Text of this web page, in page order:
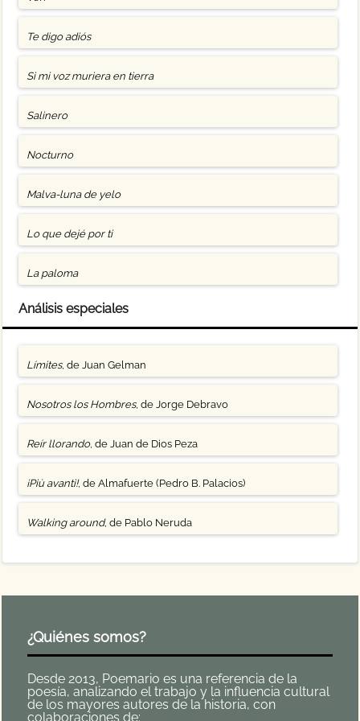
Te digo adiós
Si mi voz muriera en tierra
Salinero
Nocturno
Malva-luna de yelo
Lo que dejé por ti
La paloma
Análisis especiales
Límites, de Juan Gelman
Nosotros los Hombres, de Jorge Debravo
Reír llorando, de Juan de Dios Peza
¡Più avanti!, de Almafuerte (Pedro B. Palacios)
Walking around, de Pablo Neruda
¿Quiénes somos?
Desde 2013, Poemario es una referencia de la
poesía, analizando el trabajo y la influencia cultural
de los mayores autores de la historia, con
colaboraciones de: